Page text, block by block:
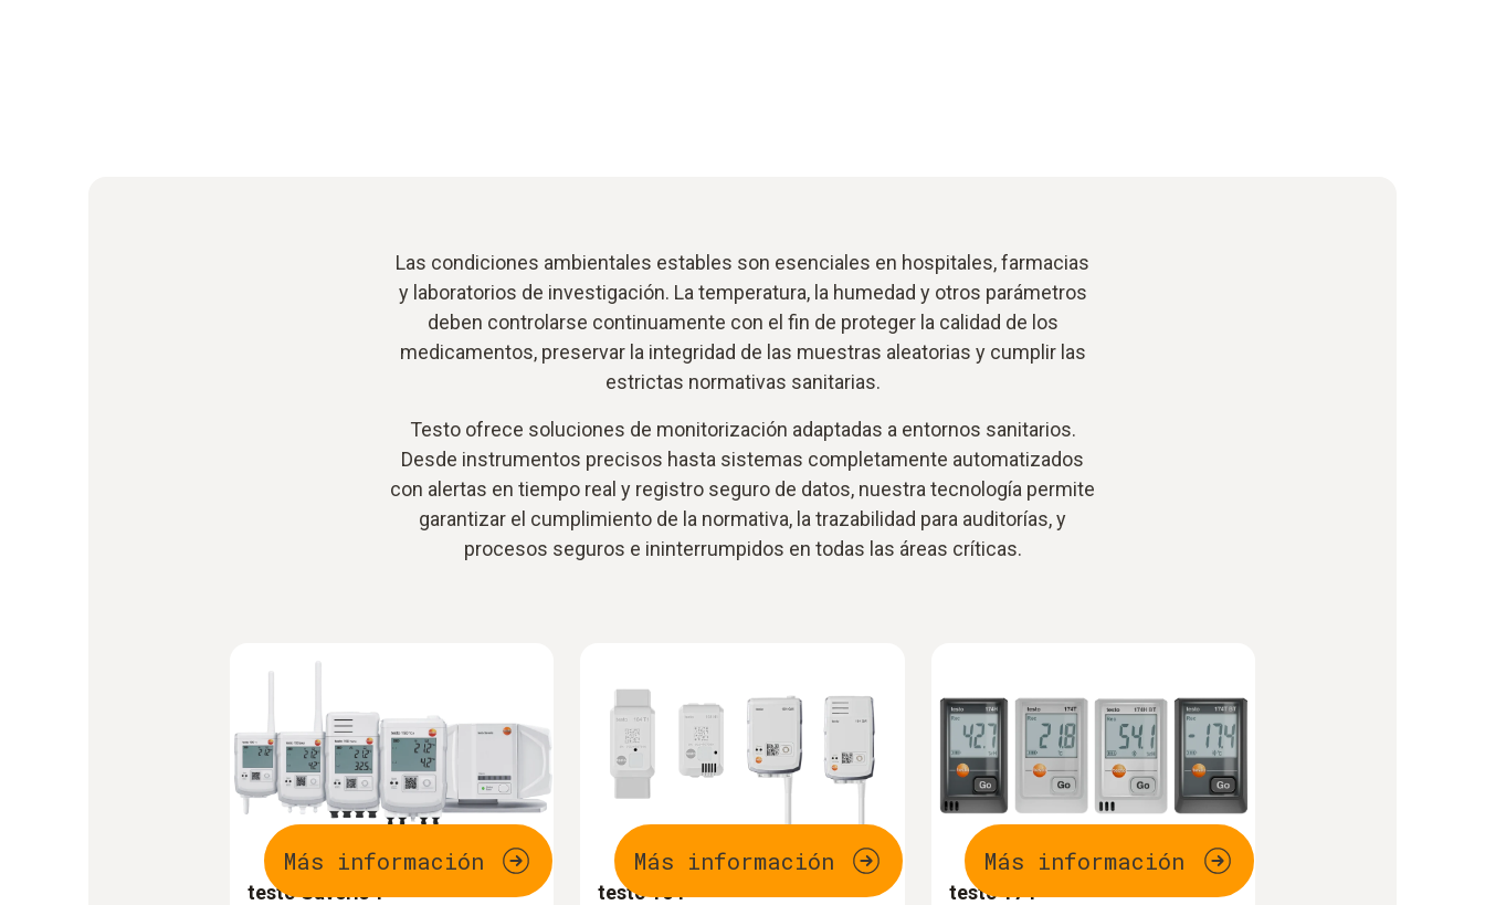
Las condiciones ambientales estables son esenciales en hospitales, farmacias
y laboratorios de investigación. La temperatura, la humedad y otros parámetros
deben controlarse continuamente con el fin de proteger la calidad de los
medicamentos, preservar la integridad de las muestras aleatorias y cumplir las
estrictas normativas sanitarias.
Testo ofrece soluciones de monitorización adaptadas a entornos sanitarios.
Desde instrumentos precisos hasta sistemas completamente automatizados
con alertas en tiempo real y registro seguro de datos, nuestra tecnología permite
garantizar el cumplimiento de la normativa, la trazabilidad para auditorías, y
procesos seguros e ininterrumpidos en todas las áreas críticas.
Más información
testo Saveris 1
Más información
testo 164
Más información
testo 174